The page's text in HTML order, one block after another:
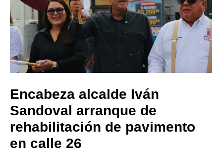
Encabeza alcalde Iván
Sandoval arranque de
rehabilitación de pavimento
en calle 26